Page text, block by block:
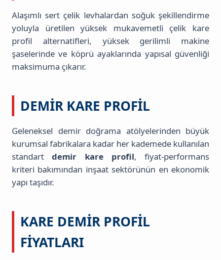
Alaşımlı sert çelik levhalardan soğuk şekillendirme
yoluyla üretilen yüksek mukavemetli çelik kare
profil alternatifleri, yüksek gerilimli makine
şaselerinde ve köprü ayaklarında yapısal güvenliği
maksimuma çıkarır.
DEMIR KARE PROFIL
Geleneksel demir doğrama atölyelerinden büyük
kurumsal fabrikalara kadar her kademede kullanılan
standartdemir kare profil, fiyat-performans
kriteri bakımından inşaat sektörünün en ekonomik
yapı taşıdır.
KARE DEMIR PROFIL
FIYATLARI